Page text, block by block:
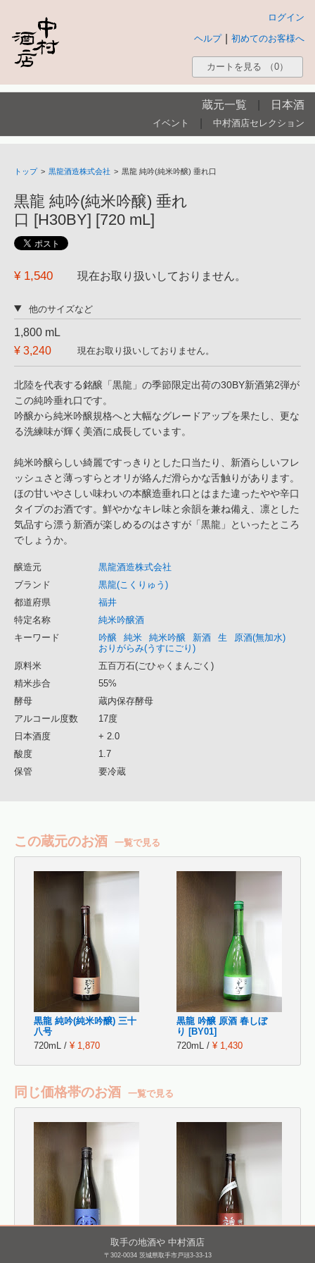
ログイン
初めてのお客様へ
ヘルプ
カートを見る （0）
蔵元一覧 日本酒
イベント 中村酒店セレクション
トップ > 黒龍酒造株式会社 > 黒龍 純吟(純米吟醸) 垂れ口
黒龍 純吟(純米吟醸) 垂れ
口 [H30BY] [720 mL]
¥ 1,540 現在お取り扱いしておりません。
他のサイズなど
1,800 mL
¥ 3,240
現在お取り扱いしておりません。
北陸を代表する銘醸「黒龍」の季節限定出荷の30BY新酒第2弾が
この純吟垂れ口です。
吟醸から純米吟醸規格へと大幅なグレードアップを果たし、更な
る洗練味が輝く美酒に成長しています。
純米吟醸らしい綺麗ですっきりとした口当たり、新酒らしいフレ
ッシュさと薄っすらとオリが絡んだ滑らかな舌触りがあります。
ほの甘いやさしい味わいの本醸造垂れ口とはまた違ったやや辛口
タイプのお酒です。鮮やかなキレ味と余韻を兼ね備え、凛とした
気品すら漂う新酒が楽しめるのはさすが「黒龍」といったところ
でしょうか。
醸造元
黒龍酒造株式会社
ブランド
黒龍(こくりゅう)
都道府県
福井
特定名称
純米吟醸酒
キーワード
吟醸 純米 純米吟醸 新酒 生
原酒(無加水)
おりがらみ(うすにごり)
原料米
五百万石(ごひゃくまんごく)
精米歩合
55%
酵母
蔵内保存酵母
アルコール度数
17度
日本酒度
+ 2.0
酸度
1.7
保管
要冷蔵
この蔵元のお酒 一覧で見る
黒龍 純吟(純米吟醸) 三十
八号
720mL / ¥ 1,870
黒龍 吟醸 原酒 春しぼ
り [BY01]
720mL / ¥ 1,430
同じ価格帯のお酒 一覧で見る
取手の地酒や 中村酒店
〒302-0034 茨城県取手市戸頭3-33-13